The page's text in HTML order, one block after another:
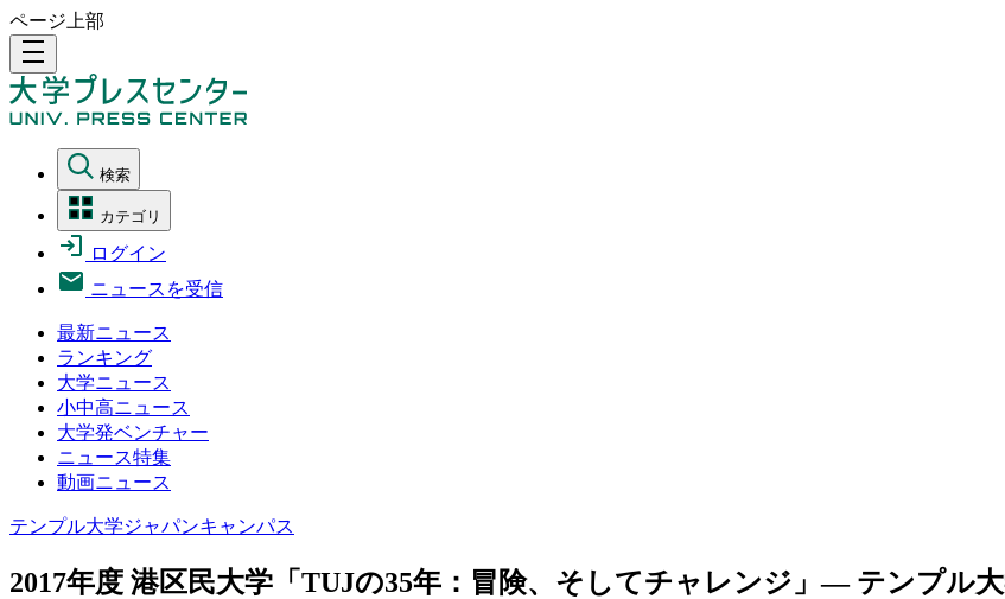
ページ上部
density_medium
検索
カテゴリ
ログイン
ニュースを受信
最新ニュース
ランキング
大学ニュース
小中高ニュース
大学発ベンチャー
ニュース特集
動画ニュース
テンプル大学ジャパンキャンパス
2017年度 港区民大学「TUJの35年：冒険、そしてチャレンジ」— テンプル